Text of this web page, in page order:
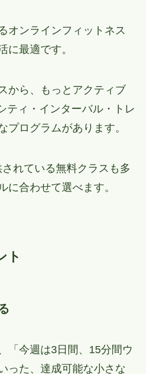
オンラインフィットネス
に最適です。
から、もっとアクティブ
ティ・インターバル・トレ
プログラムがあります。
れている無料クラスも多
に合わせて選べます。
ト
「今週は3日間、15分間ウ
った、達成可能な小さな